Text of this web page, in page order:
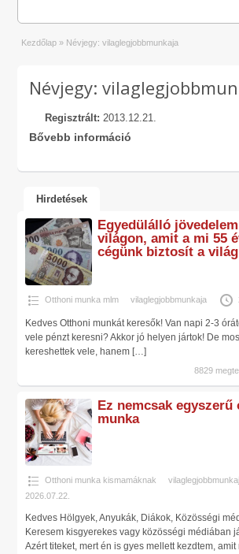
Kezdőlap » Névjegy: vilaglegjobbmunkaja
Névjegy:
Regisztrált: 2013.12.21.
Bővebb információ
Hirdetések
Egyedülálló
világon, amit a mi 55
cégünk biztosít a
Otthoni munka mlm vilaglegjobbmunkaja
Kedves Otthoni munkát keresők! Van napi 2-3
vele pénzt keresni? Akkor jó helyen jártok! De
kereshettek vele, hanem […]
8829
Ez nemcsak egyszerű
munka
Otthoni munka kismamáknak
2026.07.22.
Kedves Hölgyek, Anyukák, Diákok, Közösségi
Keresem kisgyerekes vagy közösségi médiában
Azért titeket, mert én is gyes mellett kezdtem, amit